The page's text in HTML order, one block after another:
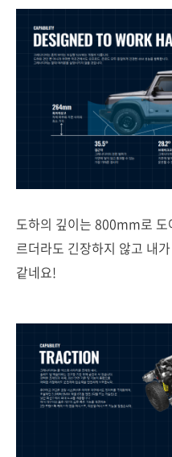
도하의 깊이는 800mm로 도
르더라도 긴장하지 않고 내
같네요!